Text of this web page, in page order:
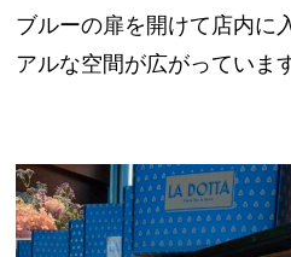
ブルーの扉を開けて店内に
アルな空間が広がっていま